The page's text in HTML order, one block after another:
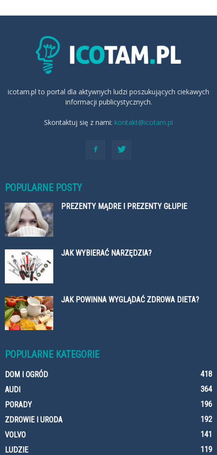
icotam.pl to portal dla aktywnych ludzi poszukujących ciekawych
informacji publicystycznych.
Skontaktuj się z nami: kontakt@icotam.pl
POPULARNE POSTY
PREZENTY MĄDRE I PREZENTY GŁUPIE
JAK WYBIERAĆ NARZĘDZIA?
JAK POWINNA WYGLĄDAĆ ZDROWA DIETA?
POPULARNE KATEGORIE
DOM I OGRÓD
418
AUDI
364
PORADY
196
ZDROWIE I URODA
192
VOLVO
141
LUDZIE
119